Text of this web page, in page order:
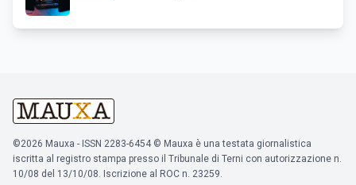
©2026 Mauxa - ISSN 2283-6454 © Mauxa è una testata giornalistica
iscritta al registro stampa presso il Tribunale di Terni con autorizzazione n.
10/08 del 13/10/08. Iscrizione al ROC n. 23259.